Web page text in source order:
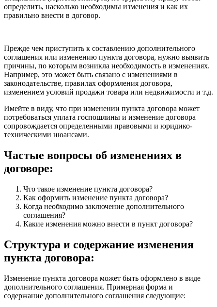
определить, насколько необходимы изменения и как их
правильно внести в договор.
Прежде чем приступить к составлению дополнительного
соглашения или изменению пункта договора, нужно выявить
причины, по которым возникла необходимость в изменениях.
Например, это может быть связано с изменениями в
законодательстве, правилах оформления договора,
изменением условий продажи товара или недвижимости и т.д.
Имейте в виду, что при изменении пункта договора может
потребоваться уплата госпошлины и изменение договора
сопровождается определенными правовыми и юридико-
техническими нюансами.
Частые вопросы об изменениях в
договоре:
Что такое изменение пункта договора?
Как оформить изменение пункта договора?
Когда необходимо заключение дополнительного
соглашения?
Какие изменения можно внести в пункт договора?
Структура и содержание изменения
пункта договора:
Изменение пункта договора может быть оформлено в виде
дополнительного соглашения. Примерная форма и
содержание дополнительного соглашения следующие: